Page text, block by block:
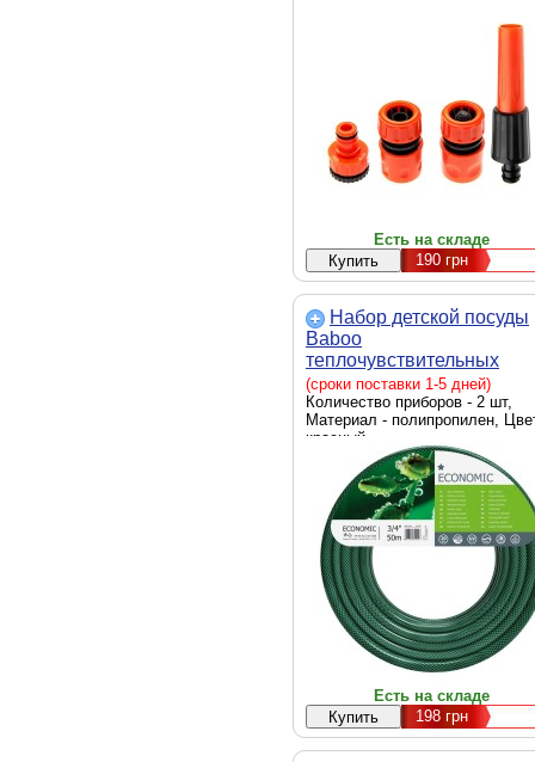
Есть на складе
190грн
Набор детской посуды
Baboo
теплочувствительных
ложек 4+ мес. красные
022)
(сроки поставки 1-5 дней)
Количество приборов - 2 шт,
Материал - полипропилен,
красный
Есть на складе
198грн